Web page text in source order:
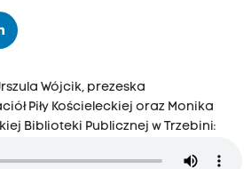
Wójcik, prezeska
Piły Kościeleckiej oraz Monika
Biblioteki Publicznej w Trzebini: